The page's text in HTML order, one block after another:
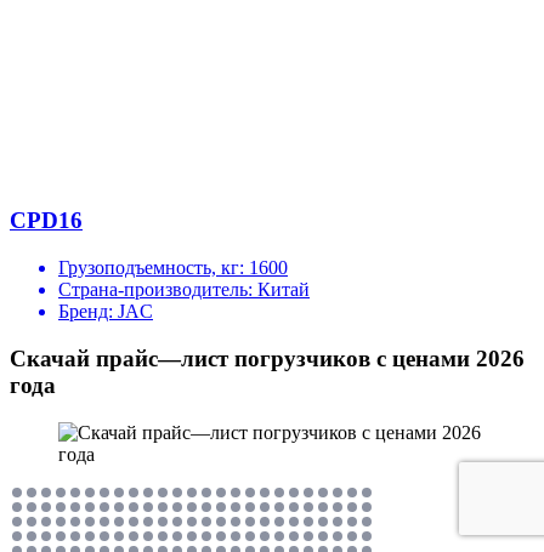
CPD16
Грузоподъемность, кг: 1600
Страна-производитель: Китай
Бренд: JAC
Скачай прайс—лист погрузчиков с ценами 2026
года